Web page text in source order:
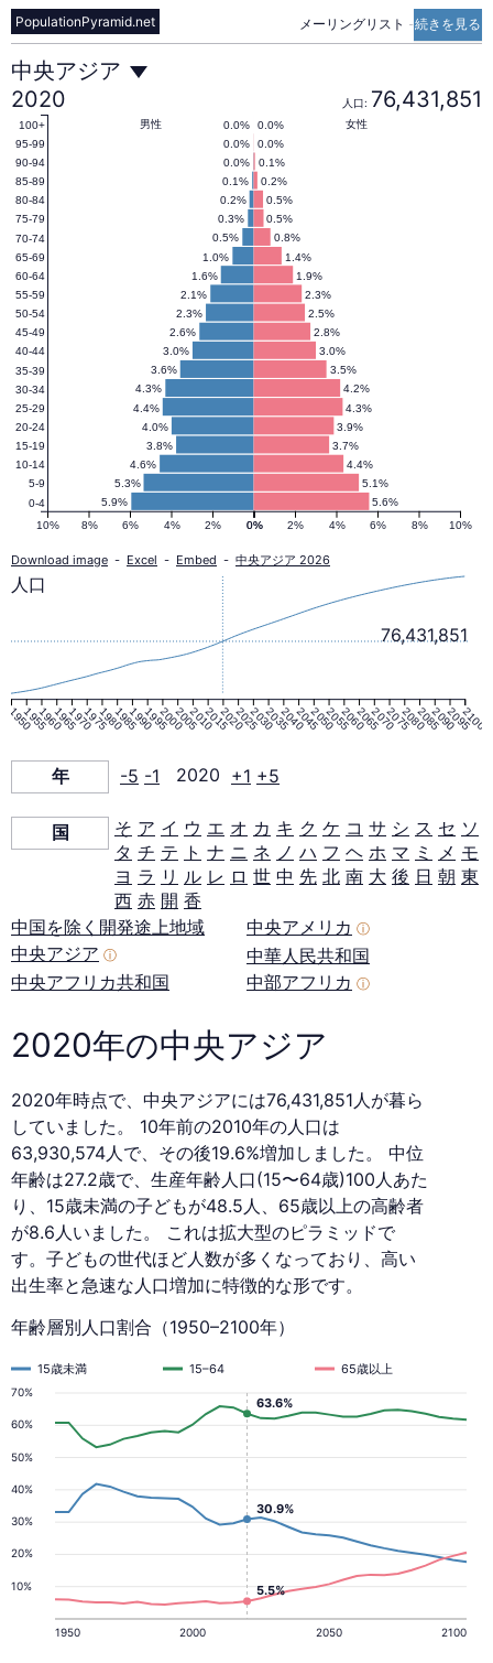
メーリングリスト -続きを見る
PopulationPyramid.net
中
央
ア
ジ
ア
の
人
口
ピ
ラ
ミ
ッ
ド
2020
年
中央アジア
2020
人口: 76,431,851
5.6%
5.9%
5.1%
5.3%
4.4%
4.6%
3.7%
3.8%
3.9%
4.0%
4.3%
4.4%
4.2%
4.3%
3.5%
3.6%
3.0%
3.0%
2.8%
2.6%
2.5%
2.3%
2.3%
2.1%
1.9%
1.6%
1.4%
1.0%
0.8%
0.5%
0.5%
0.3%
0.5%
0.2%
0.2%
0.1%
0.1%
0.0%
0.0%
0.0%
0.0%
0.0% 女性
男性
0% 2% 4% 6% 8% 10%
10% 8% 6% 4% 2% 0%
0-4
5-9
10-14
15-19
20-24
25-29
30-34
35-39
40-44
45-49
50-54
55-59
60-64
65-69
70-74
75-79
80-84
85-89
90-94
95-99
100+
Download image - Excel - Embed - 中央アジア 2026
1950195519601965197019751980198519901995200020052010201520202025203020352040204520502055206020652070207520802085209020952100
76,431,851
人口
年 -5 -1 2020 +1 +5
国 そ ア イ ウ エ オ カ キ ク ケ コ サ シ ス セ ソ
タ チ テ ト ナ ニ ネ ノ ハ フ ヘ ホ マ ミ メ モ
ヨ ラ リ ル レ ロ 世 中 先 北 南 大 後 日 朝 東
西 赤 開 香
中国を除く開発途上地域
中央アジア ⓘ
中央アフリカ共和国
中央アメリカ ⓘ
中華人民共和国
中部アフリカ ⓘ
2020年の中央アジア
2020年時点で、中央アジアには76,431,851人が暮ら
していました。 10年前の2010年の人口は
63,930,574人で、その後19.6%増加しました。 中位
年齢は27.2歳で、生産年齢人口(15〜64歳)100人あた
り、15歳未満の子どもが48.5人、65歳以上の高齢者
が8.6人いました。 これは拡大型のピラミッドで
す。子どもの世代ほど人数が多くなっており、高い
出生率と急速な人口増加に特徴的な形です。
年齢層別人口割合（1950–2100年）
10%
20%
30%
40%
50%
60%
70%
1950 2000 2050 2100
15歳未満 15–64 65歳以上
30.9%
5.5%
63.6%